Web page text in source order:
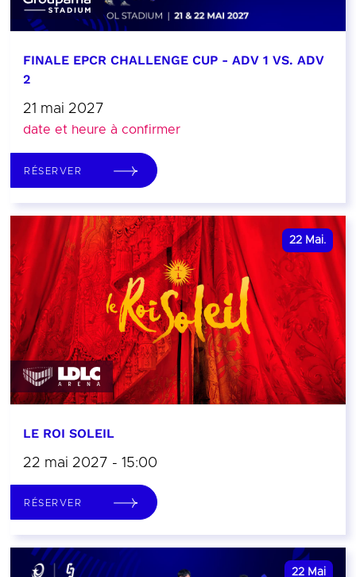
FINALE EPCR CHALLENGE CUP - ADV 1 VS. ADV
2
21 mai 2027
date et heure à confirmer
RÉSERVER
22 Mai.
LE ROI SOLEIL
22 mai 2027 - 15:00
RÉSERVER
22 Mai